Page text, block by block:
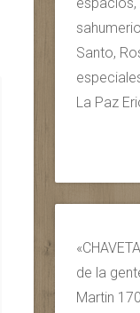
Santo,
La Paz
de la
Martin